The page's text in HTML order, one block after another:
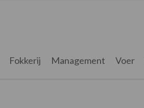
Fokkerij Management Voer